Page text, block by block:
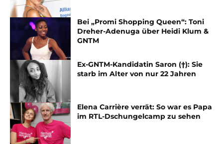
Bei „Promi Shopping Queen“: Toni
Dreher-Adenuga über Heidi Klum &
GNTM
Ex-GNTM-Kandidatin Saron (†): Sie
starb im Alter von nur 22 Jahren
Elena Carrière verrät: So war es Papa
im RTL-Dschungelcamp zu sehen